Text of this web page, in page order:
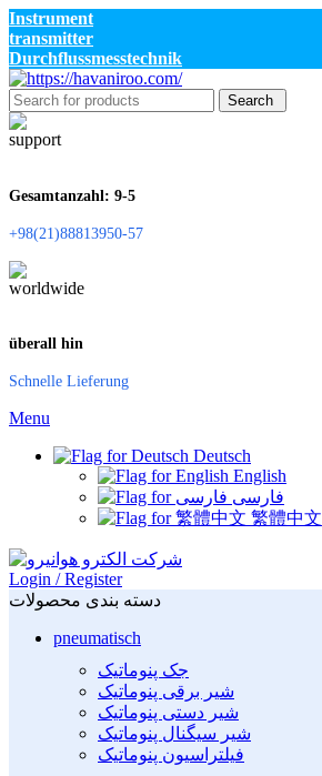
Instrument
transmitter
Durchflussmesstechnik
Search
Gesamtanzahl: 9-5
+98(21)88813950-57
überall hin
Schnelle Lieferung
Menu
Deutsch
English
فارسی
繁體中文
Login / Register
دسته بندی محصولات
pneumatisch
جک پنوماتیک
شیر برقی پنوماتیک
شیر دستی پنوماتیک
شیر سیگنال پنوماتیک
فیلتراسیون پنوماتیک